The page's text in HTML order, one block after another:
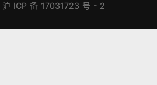
沪 ICP 备 17031723 号 - 2